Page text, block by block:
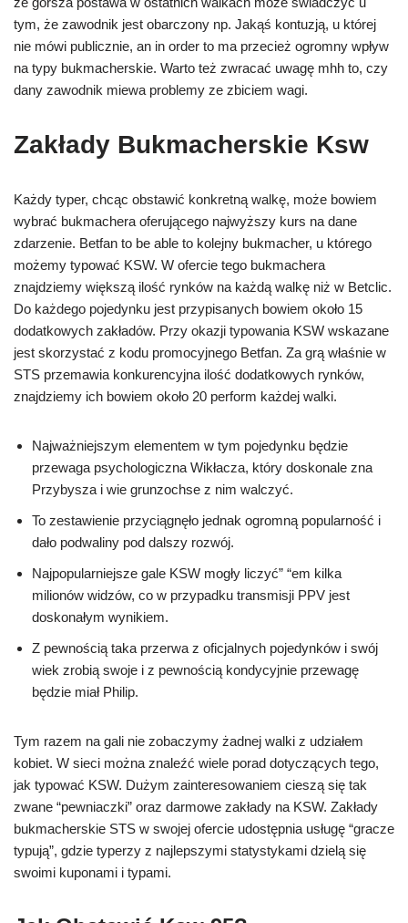
tym, że zawodnik jest obarczony np. Jakąś kontuzją, u której
nie mówi publicznie, an in order to ma przecież ogromny wpływ
na typy bukmacherskie. Warto też zwracać uwagę mhh to, czy
dany zawodnik miewa problemy ze zbiciem wagi.
Zakłady Bukmacherskie Ksw
Każdy typer, chcąc obstawić konkretną walkę, może bowiem
wybrać bukmachera oferującego najwyższy kurs na dane
zdarzenie. Betfan to be able to kolejny bukmacher, u którego
możemy typować KSW. W ofercie tego bukmachera
znajdziemy większą ilość rynków na każdą walkę niż w Betclic.
Do każdego pojedynku jest przypisanych bowiem około 15
dodatkowych zakładów. Przy okazji typowania KSW wskazane
jest skorzystać z kodu promocyjnego Betfan. Za grą właśnie w
STS przemawia konkurencyjna ilość dodatkowych rynków,
znajdziemy ich bowiem około 20 perform każdej walki.
Najważniejszym elementem w tym pojedynku będzie
przewaga psychologiczna Wikłacza, który doskonale zna
Przybysza i wie grunzochse z nim walczyć.
To zestawienie przyciągnęło jednak ogromną popularność i
dało podwaliny pod dalszy rozwój.
Najpopularniejsze gale KSW mogły liczyć” “em kilka
milionów widzów, co w przypadku transmisji PPV jest
doskonałym wynikiem.
Z pewnością taka przerwa z oficjalnych pojedynków i swój
wiek zrobią swoje i z pewnością kondycyjnie przewagę
będzie miał Philip.
Tym razem na gali nie zobaczymy żadnej walki z udziałem
kobiet. W sieci można znaleźć wiele porad dotyczących tego,
jak typować KSW. Dużym zainteresowaniem cieszą się tak
zwane “pewniaczki” oraz darmowe zakłady na KSW. Zakłady
bukmacherskie STS w swojej ofercie udostępnia usługę “gracze
typują”, gdzie typerzy z najlepszymi statystykami dzielą się
swoimi kuponami i typami.